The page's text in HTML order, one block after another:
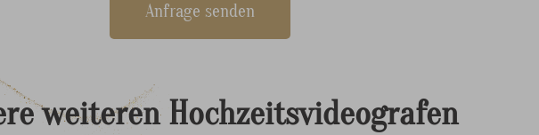
Anfrage senden
weiteren Hochzeitsvideografen